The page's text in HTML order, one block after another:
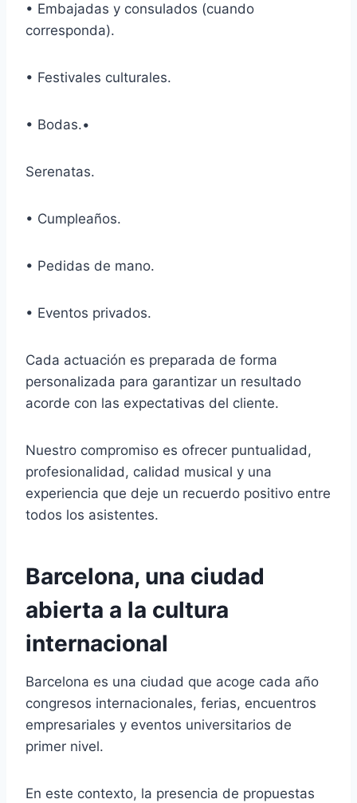
• Embajadas y consulados (cuando
corresponda).
• Festivales culturales.
• Bodas.•
Serenatas.
• Cumpleaños.
• Pedidas de mano.
• Eventos privados.
Cada actuación es preparada de forma
personalizada para garantizar un resultado
acorde con las expectativas del cliente.
Nuestro compromiso es ofrecer puntualidad,
profesionalidad, calidad musical y una
experiencia que deje un recuerdo positivo entre
todos los asistentes.
Barcelona, una ciudad
abierta a la cultura
internacional
Barcelona es una ciudad que acoge cada año
congresos internacionales, ferias, encuentros
empresariales y eventos universitarios de
primer nivel.
En este contexto, la presencia de propuestas